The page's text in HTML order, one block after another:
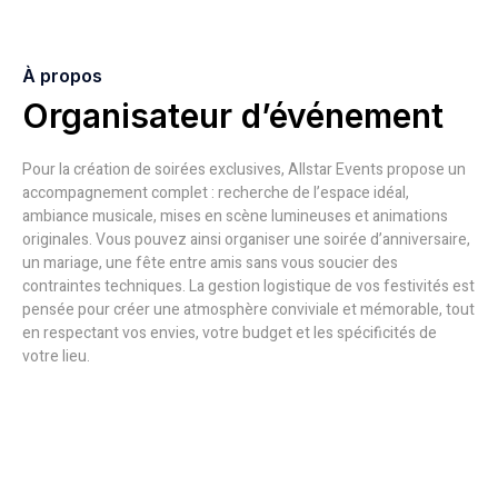
À propos
Organisateur d’événement
Pour la création de soirées exclusives, Allstar Events propose un
accompagnement complet : recherche de l’espace idéal,
ambiance musicale, mises en scène lumineuses et animations
originales. Vous pouvez ainsi organiser une soirée d’anniversaire,
un mariage, une fête entre amis sans vous soucier des
contraintes techniques. La gestion logistique de vos festivités est
pensée pour créer une atmosphère conviviale et mémorable, tout
en respectant vos envies, votre budget et les spécificités de
votre lieu.